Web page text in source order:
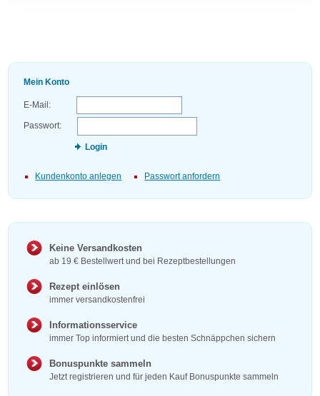
Mein Konto
E-Mail:
Passwort:
Login
Kundenkonto anlegen Passwort anfordern
Keine Versandkosten
ab 19 € Bestellwert und bei Rezeptbestellungen
Rezept einlösen
immer versandkostenfrei
Informationsservice
immer Top informiert und die besten Schnäppchen sichern
Bonuspunkte sammeln
Jetzt registrieren und für jeden Kauf Bonuspunkte sammeln